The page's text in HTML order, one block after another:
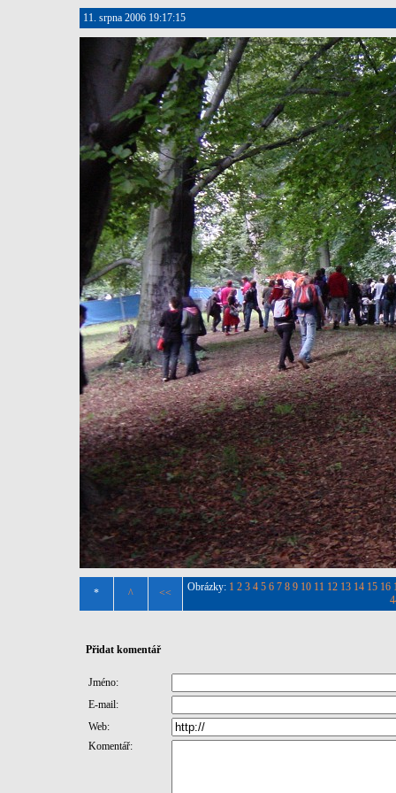
11. srpna 2006 19:17:15
* ^ << Obrázky: 1 2 3 4 5 6 7 8 9 10 11 12 13 14 15 16
Přidat komentář
Jméno:
E-mail:
Web:
Komentář: